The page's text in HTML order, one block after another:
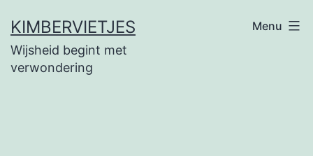
naar
de
KIMBERVIETJES
Wijsheid begint met
verwondering
Menu